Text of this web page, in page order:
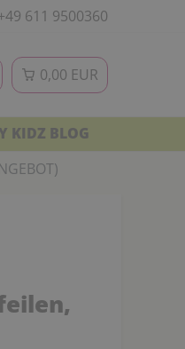
611 9500360
0,00 EUR
KIDZ BLOG